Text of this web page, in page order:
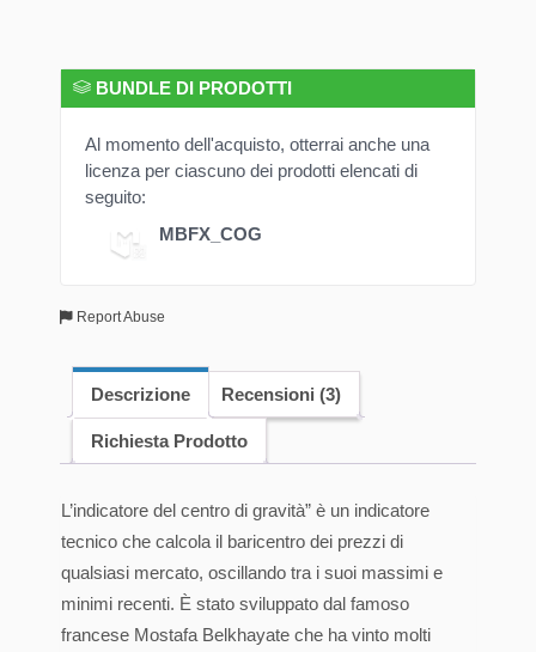
BUNDLE DI PRODOTTI
Al momento dell'acquisto, otterrai anche una
licenza per ciascuno dei prodotti elencati di
seguito:
MBFX_COG
Report Abuse
Descrizione Recensioni (3)
Richiesta Prodotto
L’indicatore del centro di gravità” è un indicatore
tecnico che calcola il baricentro dei prezzi di
qualsiasi mercato, oscillando tra i suoi massimi e
minimi recenti. È stato sviluppato dal famoso
francese Mostafa Belkhayate che ha vinto molti